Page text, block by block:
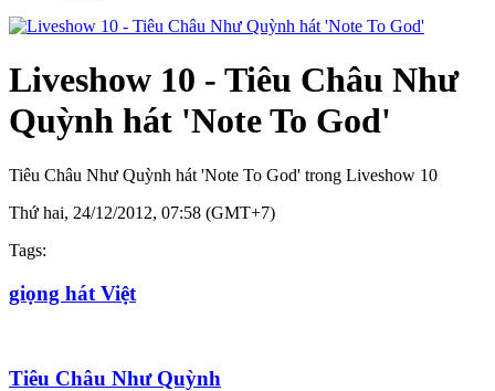
Liveshow 10 - Tiêu Châu Như
Quỳnh hát 'Note To God'
Tiêu Châu Như Quỳnh hát 'Note To God' trong Liveshow 10
Thứ hai, 24/12/2012, 07:58 (GMT+7)
Tags:
giọng hát Việt
Tiêu Châu Như Quỳnh